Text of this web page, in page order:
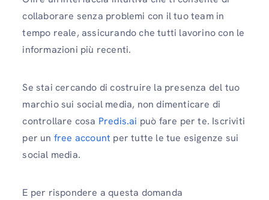
collaborare senza problemi con il tuo team in
tempo reale, assicurando che tutti lavorino con le
informazioni più recenti.
Se stai cercando di costruire la presenza del tuo
marchio sui social media, non dimenticare di
controllare cosa Predis.ai può fare per te. Iscriviti
per un free account per tutte le tue esigenze sui
social media.
E per rispondere a questa domanda